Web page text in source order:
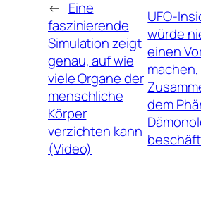
← Eine
faszinierende
Simulation zeigt
genau, auf wie
viele Organe der
menschliche
Körper
verzichten kann
(Video)
UFO-
würde
einen
dem